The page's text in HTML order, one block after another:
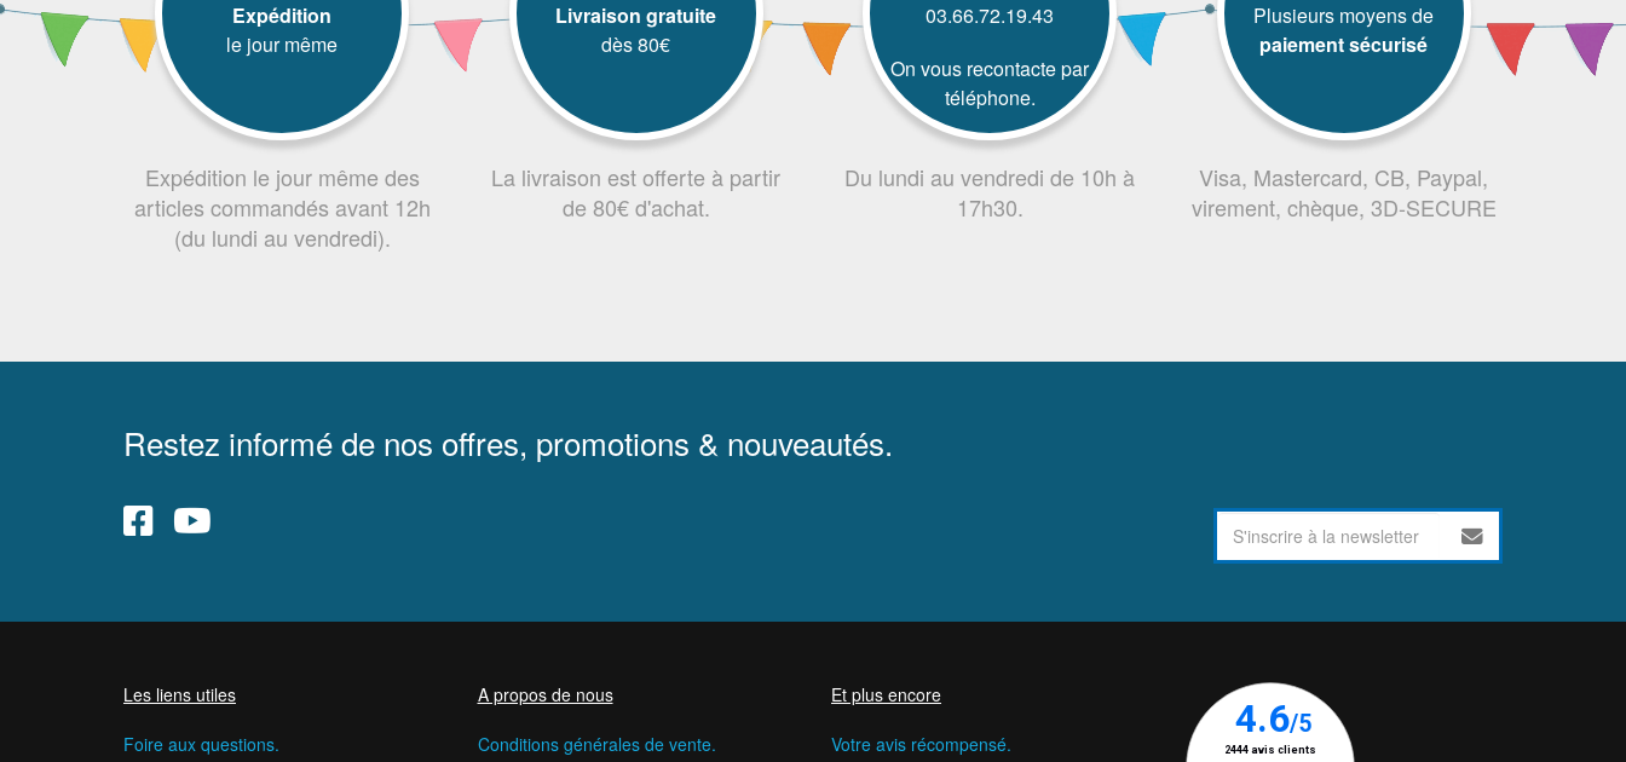
Expédition
le jour même
Expédition le jour même des
articles commandés avant 12h
(du lundi au vendredi).
Livraison gratuite
dès 80€
La livraison est offerte à partir
de 80€ d'achat.
03.66.72.19.43
On vous recontacte par
téléphone.
Du lundi au vendredi de 10h à
17h30.
Plusieurs moyens de
paiement sécurisé
Visa, Mastercard, CB, Paypal,
virement, chèque, 3D-SECURE
Restez informé de nos offres, promotions & nouveautés.
Les liens utiles
Foire aux questions.
A propos de nous
Conditions générales de vente.
Et plus encore
Votre avis récompensé.